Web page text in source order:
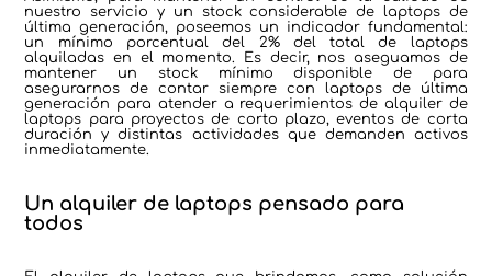
nuestro servicio y un stock considerable de laptops de
última generación, poseemos un indicador fundamental:
un mínimo porcentual del 2% del total de laptops
alquiladas en el momento. Es decir, nos aseguamos de
mantener un stock mínimo disponible de para
asegurarnos de contar siempre con laptops de última
generación para atender a requerimientos de alquiler de
laptops para proyectos de corto plazo, eventos de corta
duración y distintas actividades que demanden activos
inmediatamente.
Un alquiler de laptops pensado para
todos